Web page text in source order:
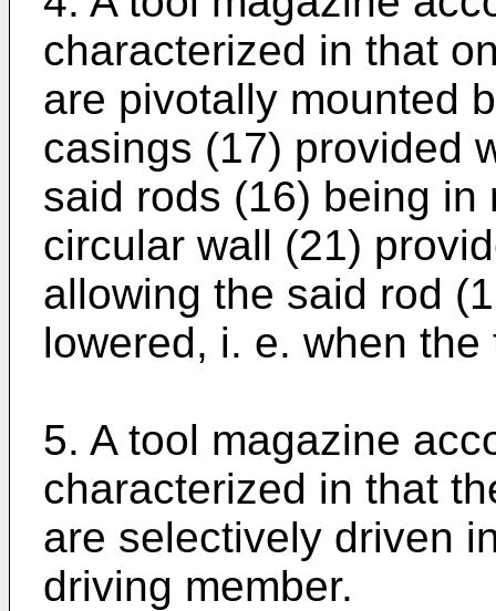
characterized in that
are pivotally mounted
casings (17) provided
said rods (16) being
circular wall (21)
allowing the said rod
lowered, i. e. when
5. A tool magazine
characterized in that
are selectively driven
driving member.